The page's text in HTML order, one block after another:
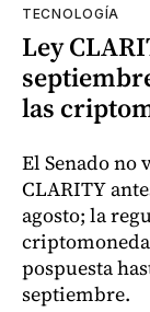
TECNOLOGÍA
Ley
las
El Senado no
CLARITY
agosto; la
pospuesta
septiembre.